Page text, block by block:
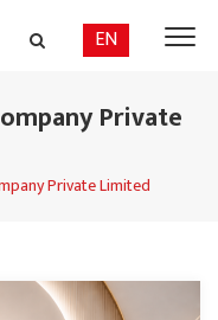
EN
Private
Private Limited